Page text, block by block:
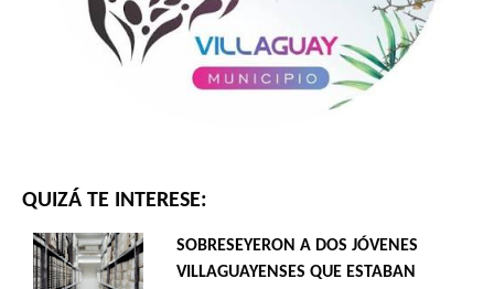
QUIZÁ TE INTERESE:
SOBRESEYERON A DOS JÓVENES
VILLAGUAYENSES QUE ESTABAN